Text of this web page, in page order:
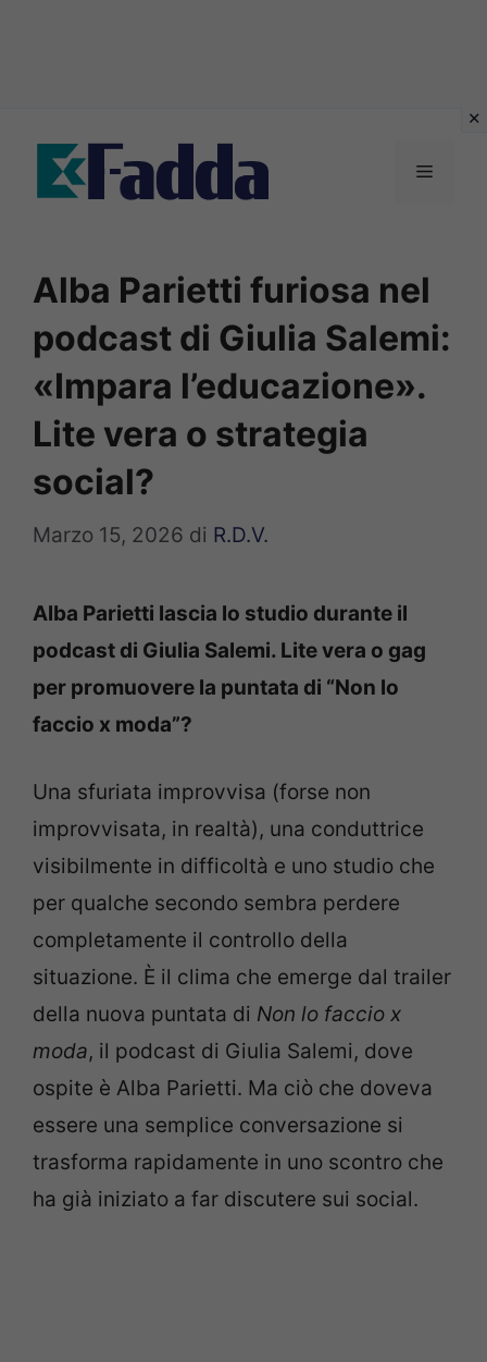
contenuto
Menu
Alba Parietti furiosa nel
podcast di Giulia Salemi:
«Impara l’educazione».
Lite vera o strategia
social?
Marzo 15, 2026 di R.D.V.
Alba Parietti lascia lo studio durante il
podcast di Giulia Salemi. Lite vera o gag
per promuovere la puntata di “Non lo
faccio x moda”?
Una sfuriata improvvisa (forse non
improvvisata, in realtà), una conduttrice
visibilmente in difficoltà e uno studio che
per qualche secondo sembra perdere
completamente il controllo della
situazione. È il clima che emerge dal trailer
della nuova puntata di Non lo faccio x
moda, il podcast di Giulia Salemi, dove
ospite è Alba Parietti. Ma ciò che doveva
essere una semplice conversazione si
trasforma rapidamente in uno scontro che
ha già iniziato a far discutere sui social.